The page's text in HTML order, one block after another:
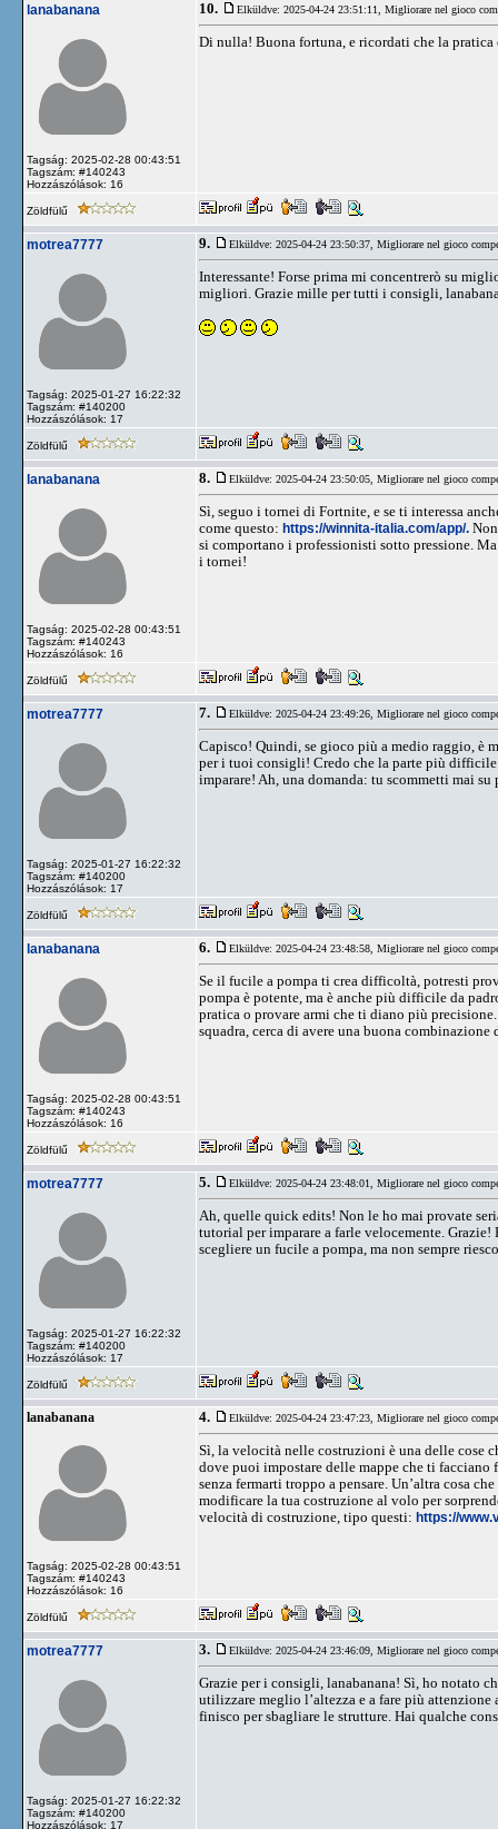
lanabanana
Tagság: 2025-02-28 00:43:51
Tagszám: #140243
Hozzászólások: 16
10. Elküldve: 2025-04-24 23:51:11, Migliorare nel gioco
Di nulla! Buona fortuna, e ricordati che la
Zöldfülű
motrea7777
Tagság: 2025-01-27 16:22:32
Tagszám: #140200
Hozzászólások: 17
9. Elküldve: 2025-04-24 23:50:37, Migliorare nel gioco
Interessante! Forse prima mi concentrerò su
migliori. Grazie mille per tutti i consigli,
Zöldfülű
lanabanana
Tagság: 2025-02-28 00:43:51
Tagszám: #140243
Hozzászólások: 16
8. Elküldve: 2025-04-24 23:50:05, Migliorare nel gioco
Sì, seguo i tornei di Fortnite, e se ti interessa
come questo: https://winnita-italia.com/app/.
si comportano i professionisti sotto pressione.
i tornei!
Zöldfülű
motrea7777
Tagság: 2025-01-27 16:22:32
Tagszám: #140200
Hozzászólások: 17
7. Elküldve: 2025-04-24 23:49:26, Migliorare nel gioco
Capisco! Quindi, se gioco più a medio raggio, è
per i tuoi consigli! Credo che la parte più
imparare! Ah, una domanda: tu scommetti mai
Zöldfülű
lanabanana
Tagság: 2025-02-28 00:43:51
Tagszám: #140243
Hozzászólások: 16
6. Elküldve: 2025-04-24 23:48:58, Migliorare nel gioco
Se il fucile a pompa ti crea difficoltà, potresti
pompa è potente, ma è anche più difficile da
pratica o provare armi che ti diano più
squadra, cerca di avere una buona
Zöldfülű
motrea7777
Tagság: 2025-01-27 16:22:32
Tagszám: #140200
Hozzászólások: 17
5. Elküldve: 2025-04-24 23:48:01, Migliorare nel gioco
Ah, quelle quick edits! Non le ho mai provate
tutorial per imparare a farle velocemente.
scegliere un fucile a pompa, ma non sempre
Zöldfülű
lanabanana
Tagság: 2025-02-28 00:43:51
Tagszám: #140243
Hozzászólások: 16
4. Elküldve: 2025-04-24 23:47:23, Migliorare nel gioco
Sì, la velocità nelle costruzioni è una delle cose
dove puoi impostare delle mappe che ti facciano
senza fermarti troppo a pensare. Un’altra cosa
modificare la tua costruzione al volo per
velocità di costruzione, tipo questi: https://
Zöldfülű
motrea7777
Tagság: 2025-01-27 16:22:32
Tagszám: #140200
Hozzászólások: 17
3. Elküldve: 2025-04-24 23:46:09, Migliorare nel gioco
Grazie per i consigli, lanabanana! Sì, ho notato
utilizzare meglio l’altezza e a fare più attenzione
finisco per sbagliare le strutture. Hai qualche